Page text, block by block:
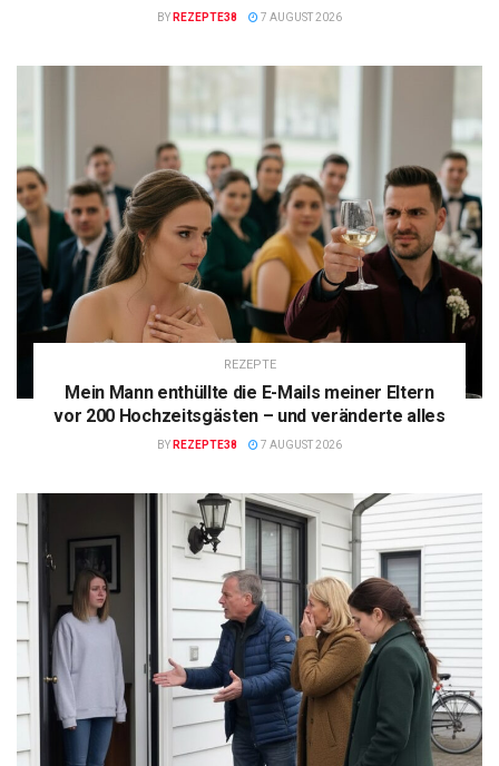
BY REZEPTE38 7 AUGUST 2026
REZEPTE
Mein Mann enthüllte die E-Mails meiner Eltern
vor 200 Hochzeitsgästen – und veränderte alles
BY REZEPTE38 7 AUGUST 2026